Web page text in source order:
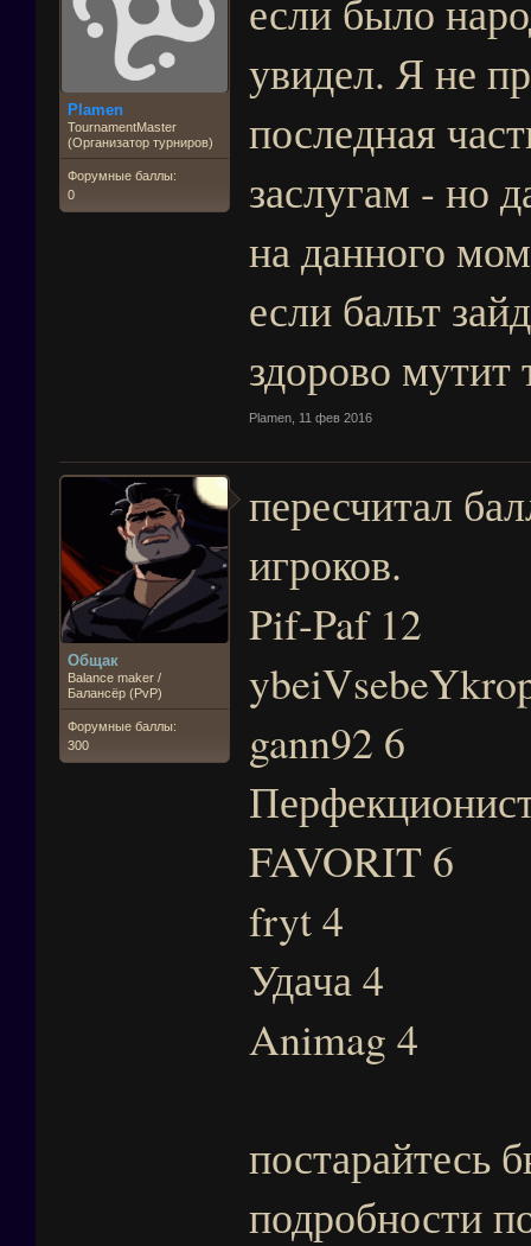
Plamen
TournamentMaster
(Организатор турниров)
Форумные баллы:
0
если было
увидел. Я не
последная
заслугам - но
на данного
если бальт
здорово мутит
Plamen 11 фев 2016
Общак
Balance maker /
Балансёр (PvP)
Форумные баллы:
300
пересчитал
игроков.
Pif-Paf 12
gann92 6
FAVORIT 6
fryt 4
Удача 4
Animag 4
постарайтесь
подробности